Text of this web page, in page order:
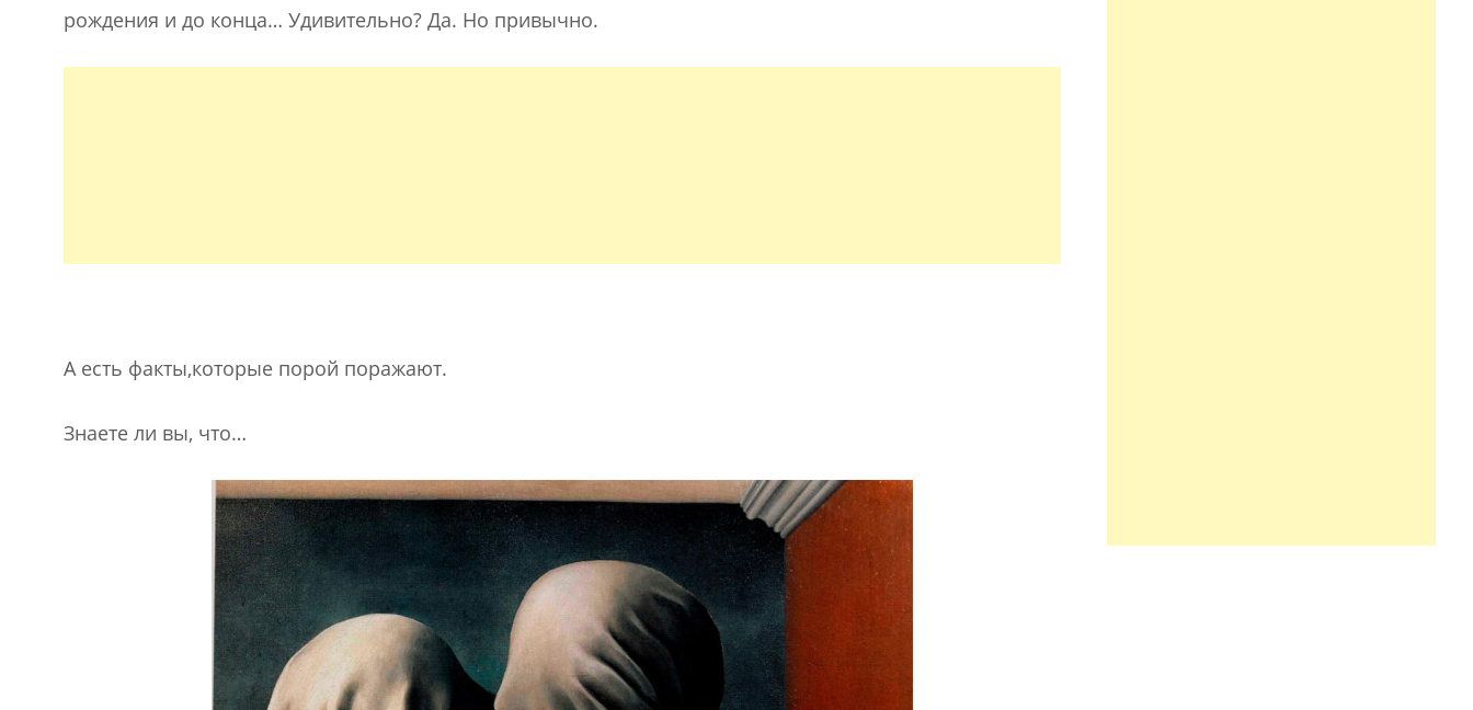
рождения и до конца… Удивительно? Да. Но привычно.
А есть факты,которые порой поражают.
Знаете ли вы, что…